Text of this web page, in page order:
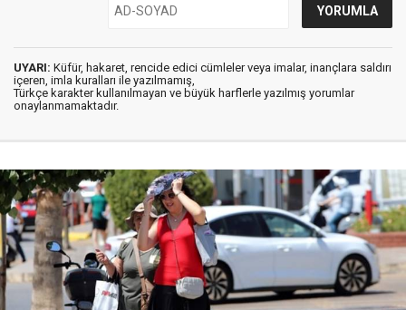
UYARI: Küfür, hakaret, rencide edici cümleler veya imalar, inançlara saldırı
içeren, imla kuralları ile yazılmamış,
Türkçe karakter kullanılmayan ve büyük harflerle yazılmış yorumlar
onaylanmamaktadır.